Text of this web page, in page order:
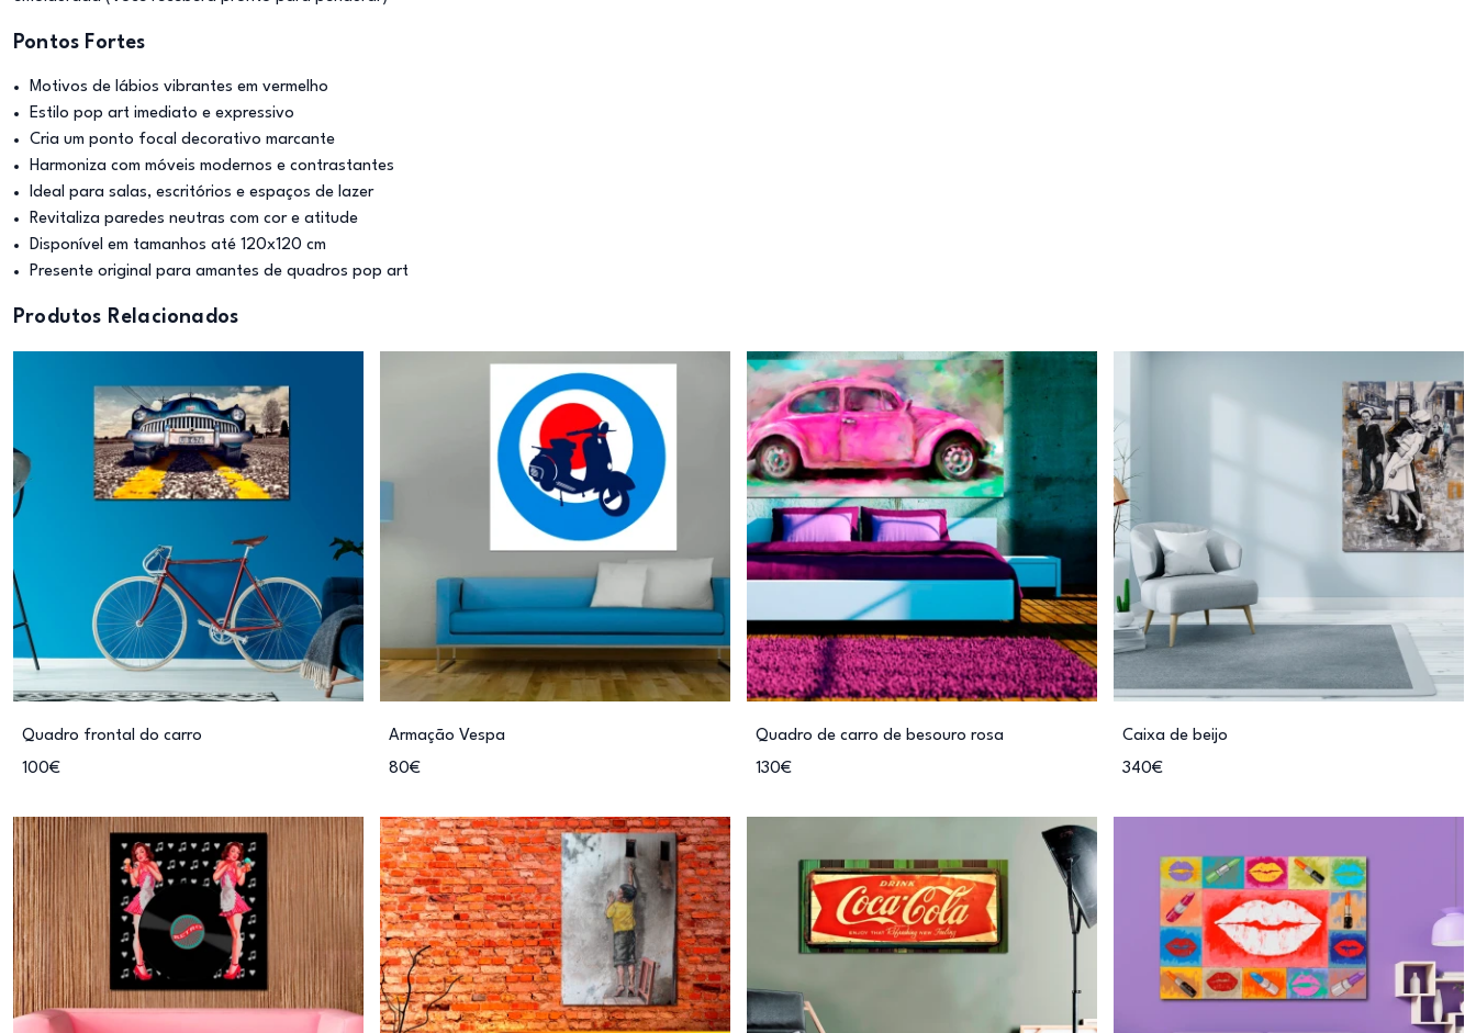
Pontos Fortes
Motivos de lábios vibrantes em vermelho
Estilo pop art imediato e expressivo
Cria um ponto focal decorativo marcante
Harmoniza com móveis modernos e contrastantes
Ideal para salas, escritórios e espaços de lazer
Revitaliza paredes neutras com cor e atitude
Disponível em tamanhos até 120x120 cm
Presente original para amantes de quadros pop art
Produtos Relacionados
Quadro frontal do carro
100€
Armação Vespa
80€
Quadro de carro de besouro rosa
130€
Caixa de beijo
340€